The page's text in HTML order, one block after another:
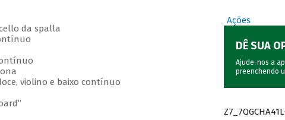
da spalla
violino e baixo contínuo
Ações
DÊ SUA
Ajude-nos a
preenchendo